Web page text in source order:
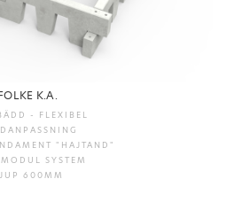
K.A.
- FLEXIBEL
"HAJTAND"
SYSTEM
600MM